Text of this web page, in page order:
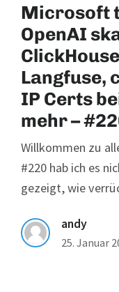
Microsoft
OpenAI
Langfuse,
IP Certs
mehr –
Willkommen zu
#220 hab ich es
gezeigt, wie
andy
25. Januar